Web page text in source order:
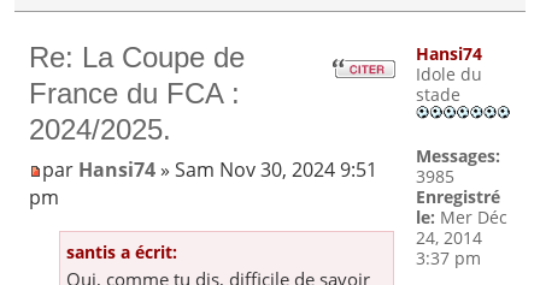
Re: La Coupe de
France du FCA :
2024/2025.
par Hansi74» Sam Nov 30, 2024 9:51
pm
santis a écrit:
Oui, comme tu dis, difficile de savoir
Hansi74
Idole du
stade
Messages:
3985
Enregistré
le: Mer Déc
24, 2014
3:37 pm